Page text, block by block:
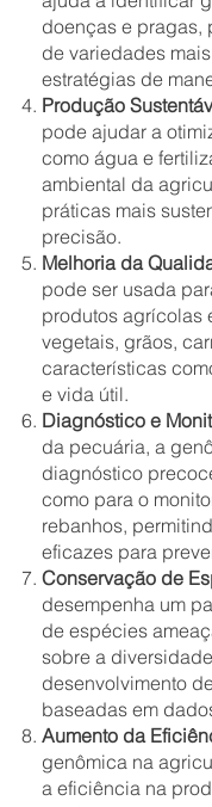
doenças e pragas,
de variedades
estratégias de
Produção
pode ajudar a
como água e
ambiental da
práticas mais
precisão.
Melhoria da
pode ser usada
produtos agrícolas
vegetais, grãos,
características
e vida útil.
Diagnóstico e
da pecuária, a
diagnóstico
como para o
rebanhos,
eficazes para
Conservação de
desempenha um
de espécies
sobre a
desenvolvimento
baseadas em
Aumento da
genômica na
a eficiência na